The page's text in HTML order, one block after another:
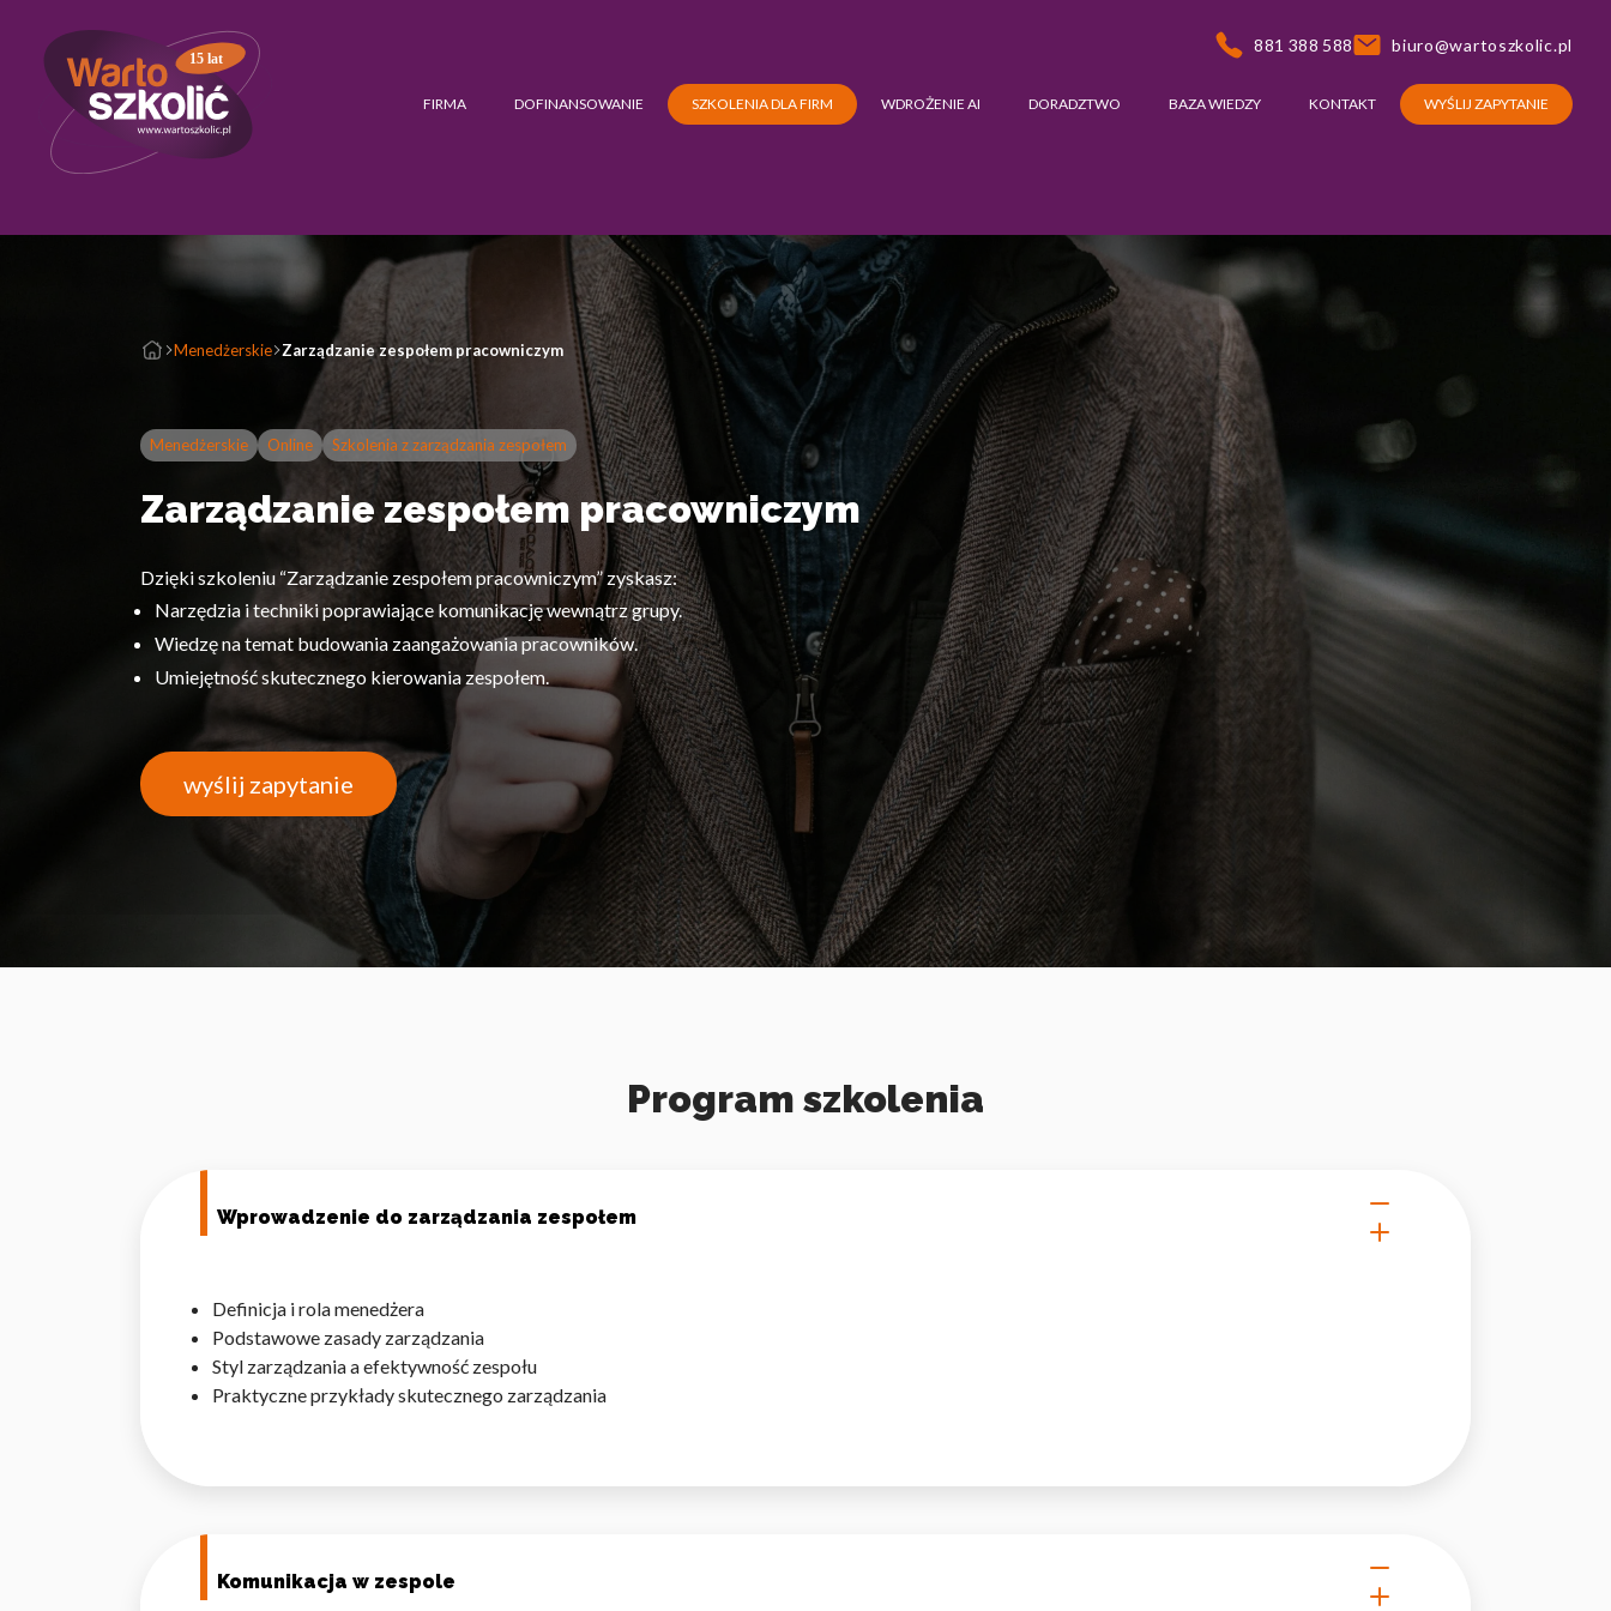
15 lat
881 388 588 biuro@wartoszkolic.pl
FIRMA DOFINANSOWANIE SZKOLENIA DLA FIRM WDROŻENIE AI DORADZTWO BAZA WIEDZY KONTAKT WYŚLIJ ZAPYTANIE
Menedżerskie Zarządzanie zespołem pracowniczym
Menedżerskie Online Szkolenia z zarządzania zespołem
Zarządzanie zespołem pracowniczym
Dzięki szkoleniu “Zarządzanie zespołem pracowniczym” zyskasz:
Narzędzia i techniki poprawiające komunikację wewnątrz grupy.
Wiedzę na temat budowania zaangażowania pracowników.
Umiejętność skutecznego kierowania zespołem.
wyślij zapytanie
Program szkolenia
Wprowadzenie do zarządzania zespołem
Definicja i rola menedżera
Podstawowe zasady zarządzania
Styl zarządzania a efektywność zespołu
Praktyczne przykłady skutecznego zarządzania
Komunikacja w zespole